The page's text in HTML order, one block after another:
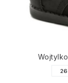
26